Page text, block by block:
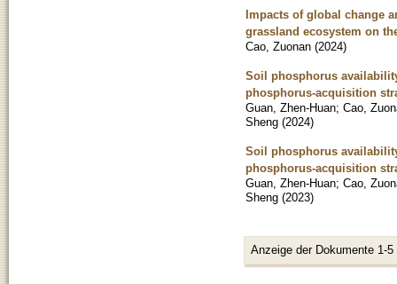
Impacts of global change
grassland ecosystem on
Cao, Zuonan (2024)
Soil phosphorus
phosphorus-acquisition
Guan, Zhen-Huan; Cao,
Sheng (2024)
Soil phosphorus
phosphorus-acquisition
Guan, Zhen-Huan; Cao,
Sheng (2023)
Anzeige der Dokumente 1-5